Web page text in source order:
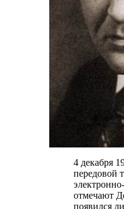
4 декабря
передовой
отмечают
появился